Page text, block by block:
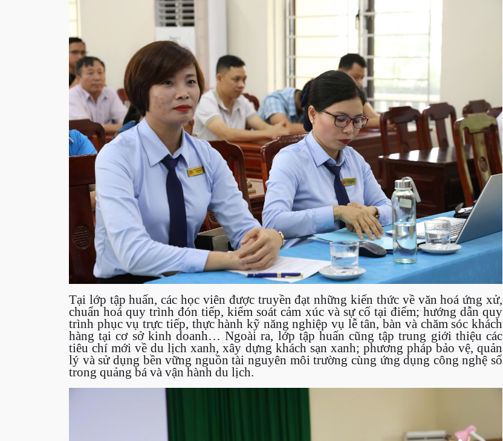
Tại lớp tập huấn, các học viên được truyền đạt những kiến thức về văn hoá ứng xử,
chuẩn hoá quy trình đón tiếp, kiểm soát cảm xúc và sự cố tại điểm; hướng dẫn quy
trình phục vụ trực tiếp, thực hành kỹ năng nghiệp vụ lễ tân, bàn và chăm sóc khách
hàng tại cơ sở kinh doanh… Ngoài ra, lớp tập huấn cũng tập trung giới thiệu các
tiêu chí mới về du lịch xanh, xây dựng khách sạn xanh; phương pháp bảo vệ, quản
lý và sử dụng bền vững nguồn tài nguyên môi trường cùng ứng dụng công nghệ số
trong quảng bá và vận hành du lịch.